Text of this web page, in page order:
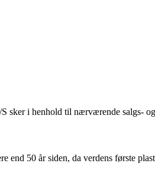
sker i henhold til nærværende salgs-
end 50 år siden, da verdens første